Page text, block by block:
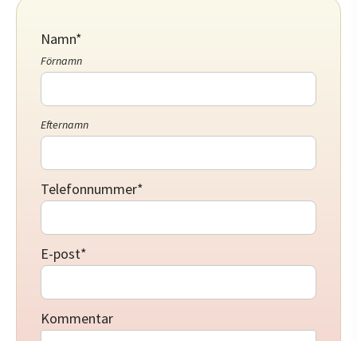
Namn*
Förnamn
Efternamn
Telefonnummer*
E-post*
Kommentar